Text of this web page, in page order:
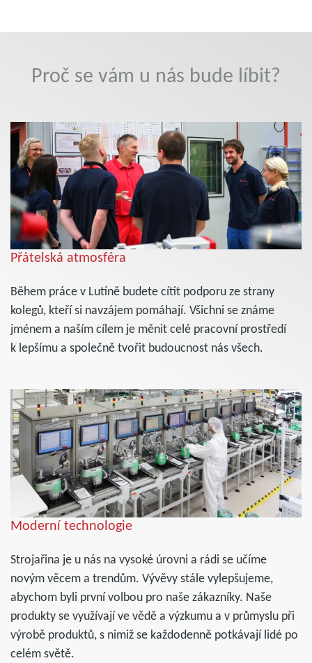
Proč se vám u nás bude líbit?
Přátelská atmosféra
Během práce v Lutíně budete cítit podporu ze strany
kolegů, kteří si navzájem pomáhají. Všichni se známe
jménem a naším cílem je měnit celé pracovní prostředí
k lepšímu a společně tvořit budoucnost nás všech.
Moderní technologie
Strojařina je u nás na vysoké úrovni a rádi se učíme
novým věcem a trendům. Vývěvy stále vylepšujeme,
abychom byli první volbou pro naše zákazníky. Naše
produkty se využívají ve vědě a výzkumu a v průmyslu při
výrobě produktů, s nimiž se každodenně potkávají lidé po
celém světě.